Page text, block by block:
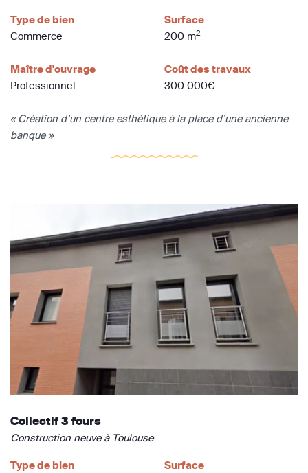
Type de bien
Commerce
Surface
200 m2
Maître d'ouvrage
Professionnel
Coût des travaux
300 000€
« Création d’un centre esthétique à la place d’une ancienne
banque »
Collectif 3 fours
Construction neuve à Toulouse
Type de bien
Surface